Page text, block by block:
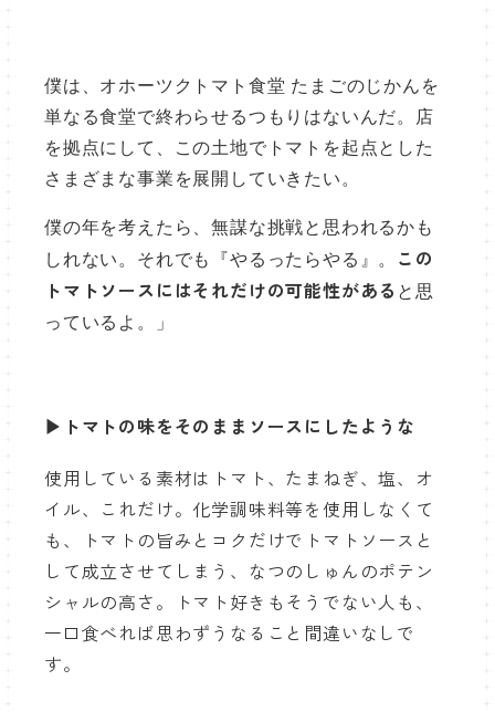
僕は、オホーツクトマト食堂 たまごのじかんを
単なる食堂で終わらせるつもりはないんだ。店
を拠点にして、この土地でトマトを起点とした
さまざまな事業を展開していきたい。
僕の年を考えたら、無謀な挑戦と思われるかも
しれない。それでも『やるったらやる』。
この
トマトソースにはそれだけの可能性がある と思
っているよ。」
▶トマトの味をそのままソースにしたような
使用している素材はトマト、たまねぎ、塩、オ
イル、これだけ。化学調味料等を使用しなくて
も、トマトの旨みとコクだけでトマトソースと
して成立させてしまう、なつのしゅんのポテン
シャルの高さ。トマト好きもそうでない人も、
一口食べれば思わずうなること間違いなしで
す。